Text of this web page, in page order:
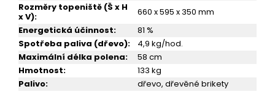
Rozměry topeniště (Š x H
x V):
660 x 595 x 350 mm
Energetická účinnost:
81 %
Spotřeba paliva (dřevo):
4,9 kg/hod.
Maximální délka polena:
58 cm
Hmotnost:
133 kg
Palivo: dřevo, dřevěné brikety
DR,
NEREZOVÁ
TROUBA,
BURGUNDY,
PRAVÁ
29
999